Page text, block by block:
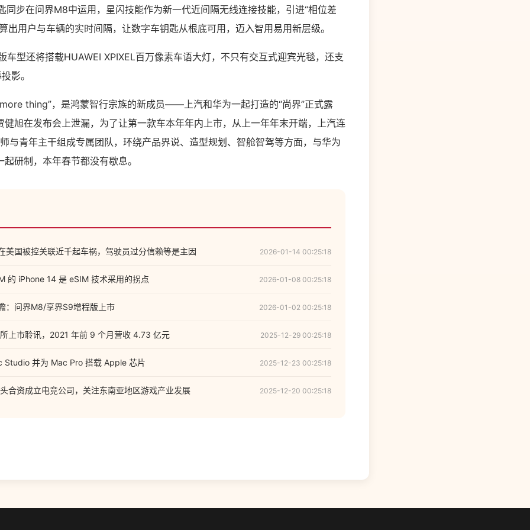
同步在问界M8中运用，星闪技能作为新一代近间隔无线连接技能，引进“相位差
出用户与车辆的实时间隔，让数字车钥匙从根底可用，迈入智用易用新层级。
车型还将搭载HUAWEI XPIXEL百万像素车语大灯，不只有交互式迎宾光毯，还支
影。
thing”，是鸿蒙智行宗族的新成员——上汽和华为一起打造的“尚界”正式露
健旭在发布会上泄漏，为了让第一款车本年年内上市，从上一年年末开端，上汽连
与青年主干组成专属团队，环绕产品界说、造型规划、智舱智驾等方面，与华为
研制，本年春节都没有歇息。
美国被控关联近千起车祸，驾驶员过分信赖等是主因 2026-01-14 00:25:18
的 iPhone 14 是 eSIM 技术采用的拐点 2026-01-08 00:25:18
：问界M8/享界S9增程版上市 2026-01-02 00:25:18
上市聆讯，2021 年前 9 个月营收 4.73 亿元 2025-12-29 00:25:18
Studio 并为 Mac Pro 搭载 Apple 芯片 2025-12-23 00:25:18
合资成立电竞公司，关注东南亚地区游戏产业发展 2025-12-20 00:25:18